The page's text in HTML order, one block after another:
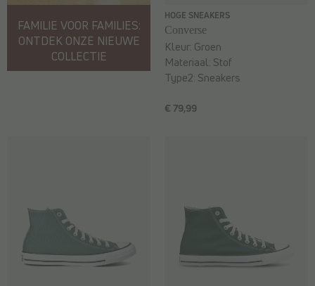
FAMILIE VOOR FAMILIES:
ONTDEK ONZE NIEUWE
COLLECTIE
HOGE SNEAKERS
Converse
€ 79,99
Kleur: Groen
Materiaal: Stof
Type2: Sneakers